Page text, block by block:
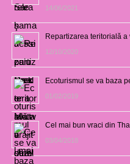
14/06/2021
Repartizarea teritorială
12/10/2020
Ecoturismul se va baza
01/02/2019
Cel mai bun vraci din
03/04/2018